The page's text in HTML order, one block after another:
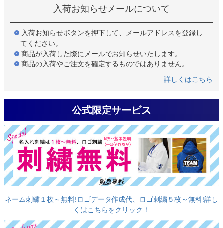
入荷お知らせメールについて
入荷お知らせボタンを押下して、メールアドレスを登録し
てください。
商品が入荷した際にメールでお知らせいたします。
商品の入荷やご注文を確定するものではありません。
詳しくはこちら
公式限定サービス
ネーム刺繍１枚～無料!ロゴデータ作成代、ロゴ刺繍５枚～無料!詳し
くはこちらをクリック！